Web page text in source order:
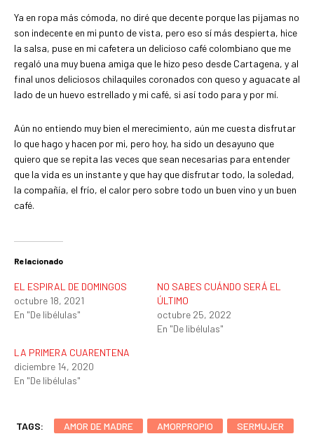
Ya en ropa más cómoda, no diré que decente porque las pijamas no
son indecente en mi punto de vista, pero eso sí más despierta, hice
la salsa, puse en mi cafetera un delicioso café colombiano que me
regaló una muy buena amiga que le hizo peso desde Cartagena, y al
final unos deliciosos chilaquiles coronados con queso y aguacate al
lado de un huevo estrellado y mi café, si así todo para y por mí.
Aún no entiendo muy bien el merecimiento, aún me cuesta disfrutar
lo que hago y hacen por mi, pero hoy, ha sido un desayuno que
quiero que se repita las veces que sean necesarias para entender
que la vida es un instante y que hay que disfrutar todo, la soledad,
la compañía, el frío, el calor pero sobre todo un buen vino y un buen
café.
Relacionado
EL ESPIRAL DE DOMINGOS
octubre 18, 2021
En "De libélulas"
NO SABES CUÁNDO SERÁ EL
ÚLTIMO
octubre 25, 2022
En "De libélulas"
LA PRIMERA CUARENTENA
diciembre 14, 2020
En "De libélulas"
TAGS: AMOR DE MADRE AMORPROPIO SERMUJER